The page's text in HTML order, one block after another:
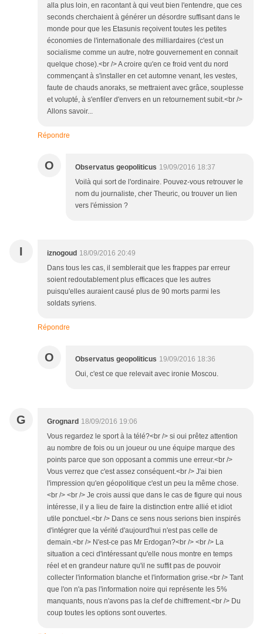
alla plus loin, en racontant à qui veut bien l'entendre, que ces
seconds cherchaient à générer un désordre suffisant dans le
monde pour que les Etasunis reçoivent toutes les petites
économies de l'internationale des milliardaires (c'est un
socialisme comme un autre, notre gouvernement en connait
quelque chose).<br /> A croire qu'en ce froid vent du nord
commençant à s'installer en cet automne venant, les vestes,
faute de chauds anoraks, se mettraient avec grâce, souplesse
et volupté, à s'enfiler d'envers en un retournement subit.<br />
Allons savoir...
Répondre
O Observatus geopoliticus 19/09/2016 18:37
Voilà qui sort de l'ordinaire. Pouvez-vous retrouver le
nom du journaliste, cher Theuric, ou trouver un lien
vers l'émission ?
I iznogoud 18/09/2016 20:49
Dans tous les cas, il semblerait que les frappes par erreur
soient redoutablement plus efficaces que les autres
puisqu'elles auraient causé plus de 90 morts parmi les
soldats syriens.
Répondre
O Observatus geopoliticus 19/09/2016 18:36
Oui, c'est ce que relevait avec ironie Moscou.
G Grognard 18/09/2016 19:06
Vous regardez le sport à la télé?<br /> si oui prêtez attention
au nombre de fois ou un joueur ou une équipe marque des
points parce que son opposant a commis une erreur.<br />
Vous verrez que c'est assez conséquent.<br /> J'ai bien
l'impression qu'en géopolitique c'est un peu la même chose.
<br /> <br /> Je crois aussi que dans le cas de figure qui nous
intéresse, il y a lieu de faire la distinction entre allié et idiot
utile ponctuel.<br /> Dans ce sens nous serions bien inspirés
d'intégrer que la vérité d'aujourd'hui n'est pas celle de
demain.<br /> N'est-ce pas Mr Erdogan?<br /> <br /> La
situation a ceci d'intéressant qu'elle nous montre en temps
réel et en grandeur nature qu'il ne suffit pas de pouvoir
collecter l'information blanche et l'information grise.<br /> Tant
que l'on n'a pas l'information noire qui représente les 5%
manquants, nous n'avons pas la clef de chiffrement.<br /> Du
coup toutes les options sont ouvertes.